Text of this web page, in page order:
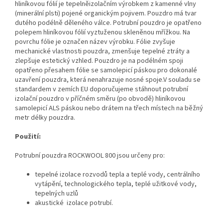
hliníkovou fólií je tepelněizolačním výrobkem z kamenné vlny
(minerální plsti) pojené organickým pojivem. Pouzdro má tvar
dutého podélně děleného válce. Potrubní pouzdro je opatřeno
polepem hliníkovou fólií vyztuženou skleněnou mřížkou. Na
povrchu fólie je označen název výrobku. Fólie zvyšuje
mechanické vlastnosti pouzdra, zmenšuje tepelné ztráty a
zlepšuje estetický vzhled. Pouzdro je na podélném spoji
opatřeno přesahem fólie se samolepicí páskou pro dokonalé
uzavření pouzdra, která nenahrazuje nosné spoje.V souladu se
standardem v zemích EU doporučujeme stáhnout potrubní
izolační pouzdro v příčném směru (po obvodě) hliníkovou
samolepicí ALS páskou nebo drátem na třech místech na běžný
metr délky pouzdra.
Použití:
Potrubní pouzdra ROCKWOOL 800 jsou určeny pro:
tepelné izolace rozvodů tepla a teplé vody, centrálního
vytápění, technologického tepla, teplé užitkové vody,
tepelných uzlů
akustické izolace potrubí.